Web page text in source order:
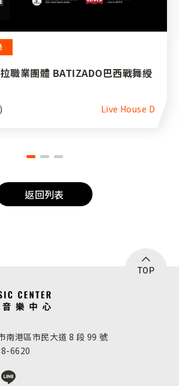
職業團體 BATIZADO巴西戰舞綬
Live House D
返回列表
TOP
南港區市民大道 8 段 99 號
6620